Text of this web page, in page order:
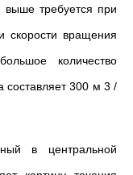
требуется при
скорости вращения
количество
составляет 300 м 3 /
в центральной